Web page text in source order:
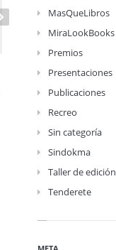
MasQueLibros
MiraLookBooks
Premios
Presentaciones
Publicaciones
Recreo
Sin categoría
Sindokma
Taller de edición
Tenderete